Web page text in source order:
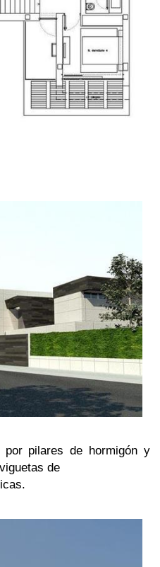
por pilares de hormigón y
de